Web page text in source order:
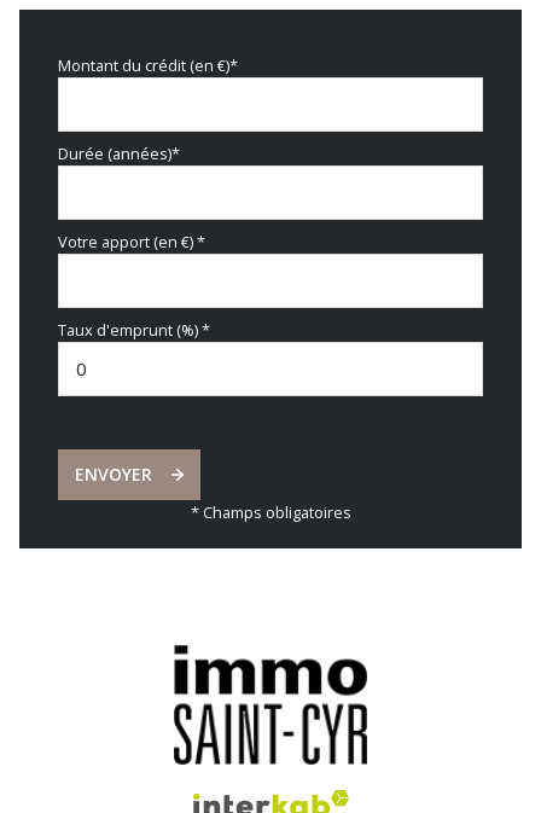
Montant du crédit (en €)*
Durée (années)*
Votre apport (en €) *
Taux d'emprunt (%) *
ENVOYER
* Champs obligatoires